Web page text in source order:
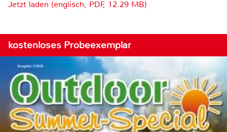
Jetzt laden (englisch, PDF, 12.29 MB)
kostenloses Probeexemplar